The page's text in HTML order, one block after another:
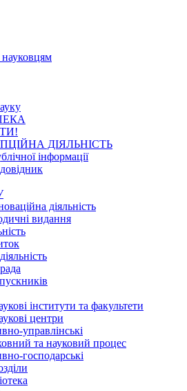
науковцям
ДІЯЛЬНІСТЬ
інформації
діяльність
видання
інститути та факультети
центри
управлінські
та науковий процес
господарські